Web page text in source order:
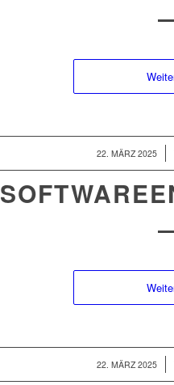
22. MÄRZ 2025
/
22. MÄRZ 2025
/